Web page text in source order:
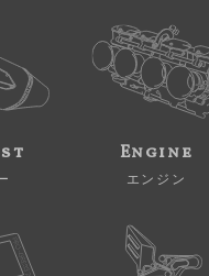
Engine
エンジン